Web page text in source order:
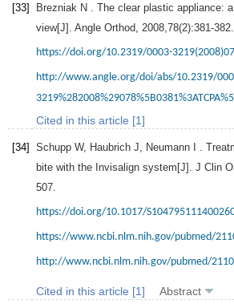
[33] Brezniak N . The clear plastic appliance:
view[J]. Angle Orthod 2008 78(2):381-382.
https://doi.org/10.2319/0003-
http://www.angle.org/doi/abs/10.2319/
Cited in this article [1]
[34] Schupp W, Haubrich J Neumann I .
bite with the Invisalign system[J]. J Clin
507.
https://doi.org/10.1017/
https://www.ncbi.nlm.nih.gov/pubmed/
http://www.ncbi.nlm.nih.gov/pubmed/
Cited in this article [1] Abstract